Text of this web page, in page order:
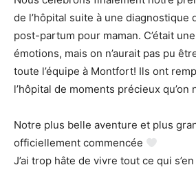
de l’hôpital suite à une diagnostique
post-partum pour maman. C’était
émotions, mais on n’aurait pas pu
toute l’équipe à Montfort! Ils ont
l’hôpital de moments précieux qu’on
Notre plus belle aventure et plus
officiellement commencée
J’ai trop hâte de vivre tout ce qui